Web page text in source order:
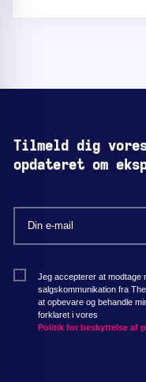
Tilmeld dig
opdateret om
Jeg accepterer at modtage
salgskommunikation fra
at opbevare og behandle
forklaret i vores
Politik for beskyttelse af